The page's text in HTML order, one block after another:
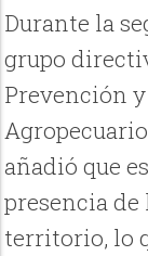
Durante la
grupo
Prevención
añadió que
presencia
territorio, lo